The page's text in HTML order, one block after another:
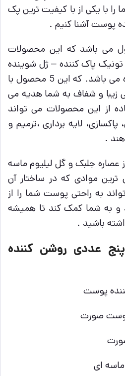
را با یکی از با کیفیت ترین پک
پوست آشنا کنیم .
5 محصول می باشد که این محصولات
پاک کننده – ژل شوینده
– کرم و سرم روشن کننده می باشد. که این 5 محصول با
زیبا و شفاف به شما هدیه می
از این محصولات می تواند
لایه برداری ،ترمیم و
.
جلبک و گل لیلیوم ماسه
موادی که در ساختار آن
به راحتی پوست شما را از
و به شما کمک کند تا همیشه
باشید .
عددی روشن کننده
پوست
پوست صورت
ای